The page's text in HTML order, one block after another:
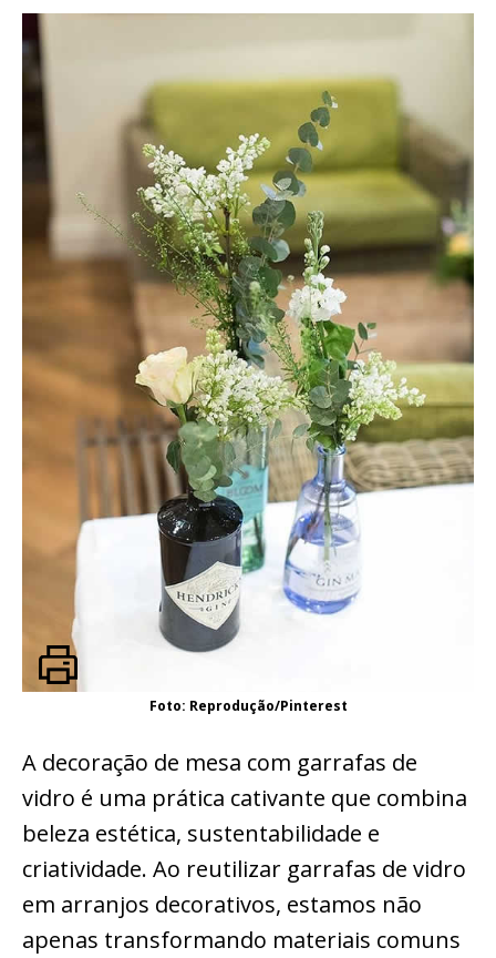
Foto: Reprodução/Pinterest
A decoração de mesa com garrafas de
vidro é uma prática cativante que combina
beleza estética, sustentabilidade e
criatividade. Ao reutilizar garrafas de vidro
em arranjos decorativos, estamos não
apenas transformando materiais comuns